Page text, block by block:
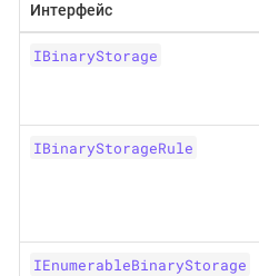
Интерфейс
IBinaryStorage
IBinaryStorageRule
IEnumerableBinaryStorage